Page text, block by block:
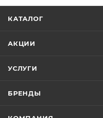
КАТАЛОГ
АКЦИИ
УСЛУГИ
БРЕНДЫ